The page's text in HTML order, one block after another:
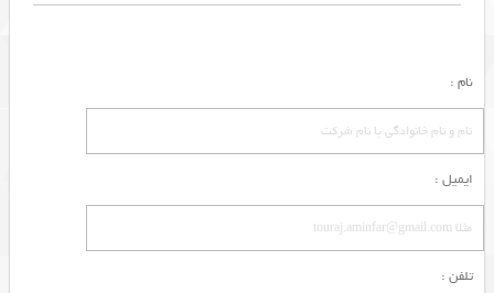
نام :
ایمیل :
تلفن :